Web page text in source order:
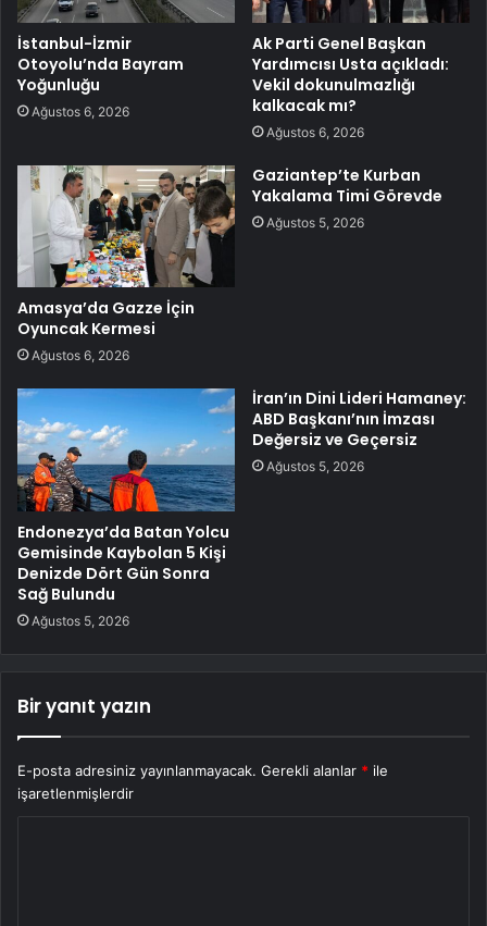
İstanbul-İzmir
Otoyolu’nda Bayram
Yoğunluğu
Ağustos 6, 2026
Ak Parti Genel Başkan
Yardımcısı Usta açıkladı:
Vekil dokunulmazlığı
kalkacak mı?
Ağustos 6, 2026
Amasya’da Gazze İçin
Oyuncak Kermesi
Ağustos 6, 2026
Gaziantep’te Kurban
Yakalama Timi Görevde
Ağustos 5, 2026
Endonezya’da Batan Yolcu
Gemisinde Kaybolan 5 Kişi
Denizde Dört Gün Sonra
Sağ Bulundu
Ağustos 5, 2026
İran’ın Dini Lideri Hamaney:
ABD Başkanı’nın İmzası
Değersiz ve Geçersiz
Ağustos 5, 2026
Bir yanıt yazın
E-posta adresiniz yayınlanmayacak. Gerekli alanlar * ile
işaretlenmişlerdir